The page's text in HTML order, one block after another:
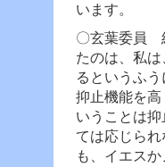
います。
〇玄葉委員
たのは、私
るというふ
抑止機能を
いうことは
ては応じら
も、イエス